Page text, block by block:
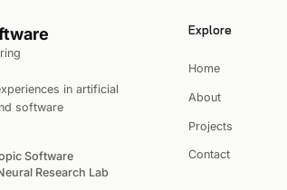
in artificial
software
Software
Research Lab
Explore
Home
About
Projects
Contact